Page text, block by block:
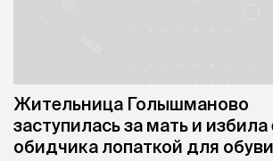
Жительница Голышманово
заступилась за мать и избила
обидчика лопаткой для обуви